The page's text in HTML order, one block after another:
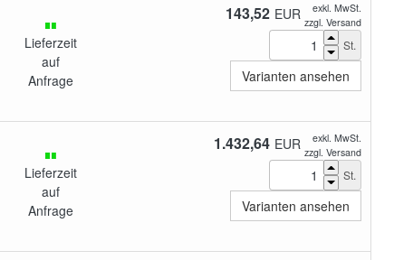
Lieferzeit
auf
Anfrage
143,52 EUR
exkl. MwSt.
zzgl. Versand
St.
Varianten ansehen
Lieferzeit
auf
Anfrage
1.432,64 EUR
exkl. MwSt.
zzgl. Versand
St.
Varianten ansehen